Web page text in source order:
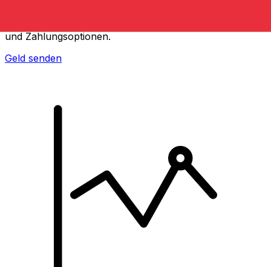
und Zahlungsoptionen.
Geld senden